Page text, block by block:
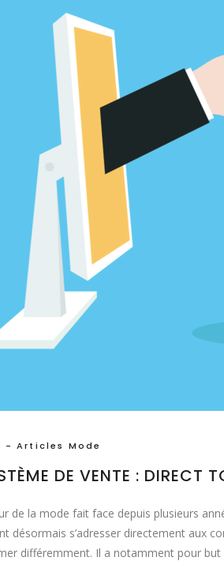
- Articles Mode
DE VENTE : DIRECT
de la mode fait face depuis plusieurs
désormais s’adresser directement aux
différemment. Il a notamment pour